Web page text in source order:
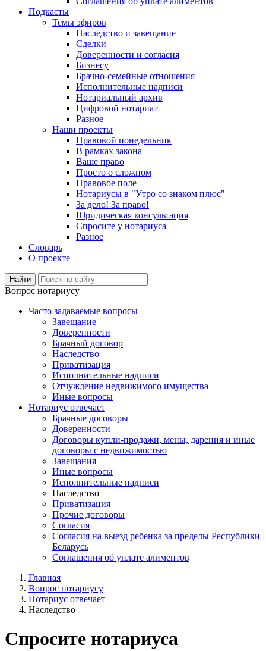
Подкасты
Темы эфиров
Наследство и завещание
Сделки
Доверенности и согласия
Бизнесу
Брачно-семейные отношения
Исполнительные надписи
Нотариальный архив
Цифровой нотариат
Разное
Наши проекты
Правовой понедельник
В рамках закона
Ваше право
Просто о сложном
Правовое поле
Нотариусы в "Утро со знаком плюс"
За дело! За право!
Юридическая консультация
Спросите у нотариуса
Разное
Словарь
О проекте
Вопрос нотариусу
Часто задаваемые вопросы
Завещание
Доверенности
Брачный договор
Наследство
Приватизация
Исполнительные надписи
Отчуждение недвижимого имущества
Иные вопросы
Нотариус отвечает
Брачные договоры
Доверенности
Договоры купли-продажи, мены, дарения и иные
договоры с недвижимостью
Завещания
Иные вопросы
Исполнительные надписи
Наследство
Приватизация
Прочие договоры
Согласия
Согласия на выезд ребенка за пределы Республики
Беларусь
Соглашения об уплате алиментов
Главная
Вопрос нотариусу
Нотариус отвечает
Наследство
Спросите нотариуса